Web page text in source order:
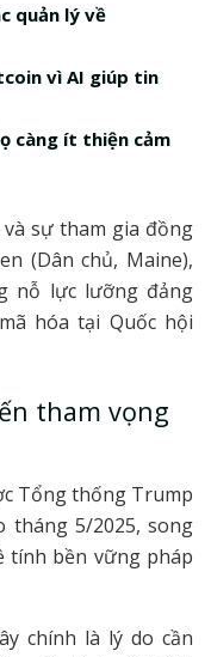
quản lý về
vì AI giúp tin
càng ít thiện cảm
sự tham gia đồng
(Dân chủ, Maine),
nỗ lực lưỡng đảng
hóa tại Quốc hội
tham vọng
Tổng thống Trump
tháng 5/2025, song
tính bền vững pháp
chính là lý do cần